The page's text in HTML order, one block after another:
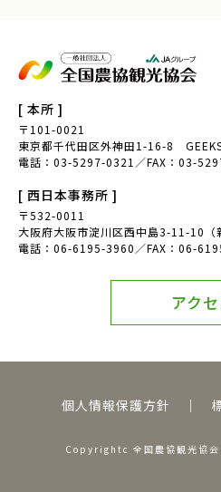
[ 本所 ]
〒101-0021
東京都千代田区外神田1-16-8
電話：03-5297-0321／FAX：03-
[ 西日本事務所 ]
〒532-0011
大阪府大阪市淀川区西中島3-11-10（
電話：06-6195-3960／FAX：06-
アク
個人情報保護方針 ｜
Copyrightc 全国農協観光協